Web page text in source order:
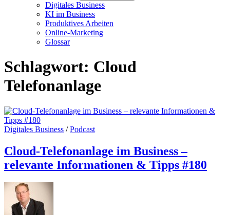
Digitales Business
KI im Business
Produktives Arbeiten
Online-Marketing
Glossar
Schlagwort: Cloud
Telefonanlage
Digitales Business /Podcast
Cloud-Telefonanlage im Business –
relevante Informationen & Tipps #180